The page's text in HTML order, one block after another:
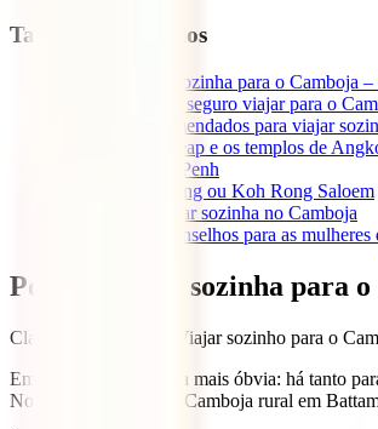
Tabla de contenidos
Porquê viajar sozinha para o Camboja
Mas será que é seguro viajar para o
Destinos recomendados para viajar
Siem Reap e os templos de
Phnom Penh
Koh Rong ou Koh Rong Saloem
Dicas para viajar sozinha no Camboja
Mais conselhos para as
Porquê viajar sozinha para o
Claro que é possível! Viajar sozinho para o
Em primeiro lugar, pela mais óbvia: há tanto
Nom Penh; explorar o Camboja rural em